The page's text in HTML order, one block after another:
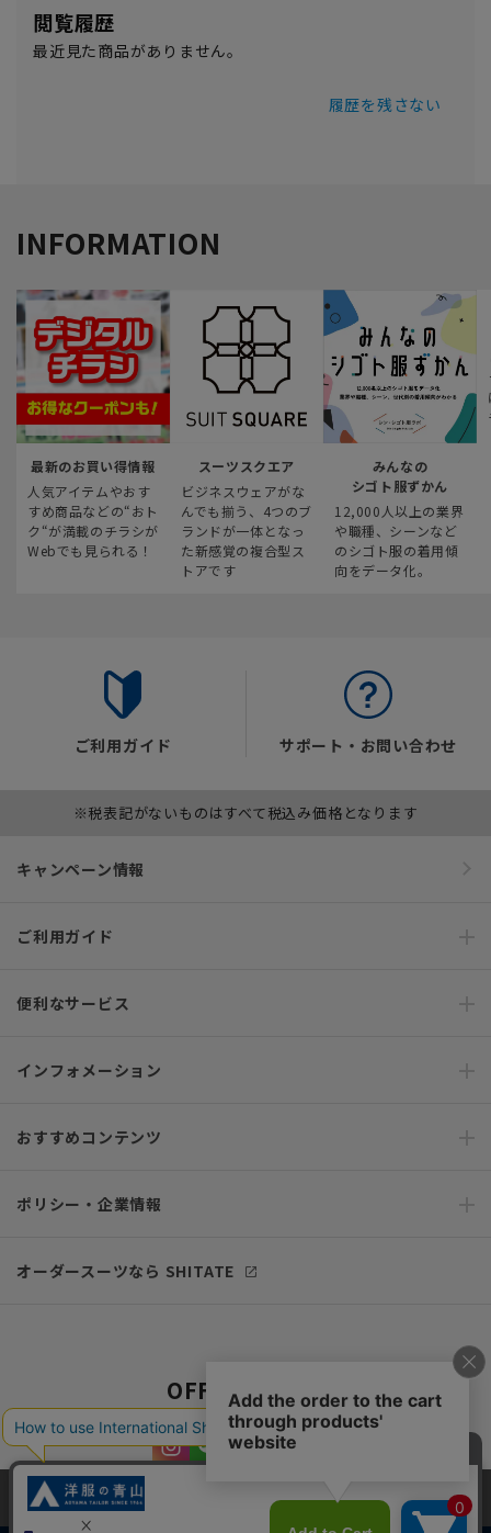
閲覧履歴
最近見た商品がありません。
履歴を残さない
INFORMATION
最新のお買い得情報
人気アイテムやおす
すめ商品などの“おト
ク“が満載のチラシが
Webでも見られる！
スーツスクエア
ビジネスウェアがな
んでも揃う、4つのブ
ランドが一体となっ
た新感覚の複合型ス
トアです
みんなの
シゴト服ずかん
12,000人以上の業界
や職種、シーンなど
のシゴト服の着用傾
向をデータ化。
ご利用ガイド サポート・お問い合わせ
※税表記がないものはすべて税込み価格となります
キャンペーン情報
ご利用ガイド
便利なサービス
インフォメーション
おすすめコンテンツ
ポリシー・企業情報
オーダースーツなら SHITATE
OFFICIAL SNS
当サイトでは、快適な閲覧体験とコンテンツ改善のためにCookieを使用